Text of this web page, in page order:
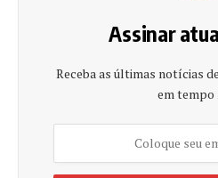
Assinar
Receba as últimas notícias
em tempo